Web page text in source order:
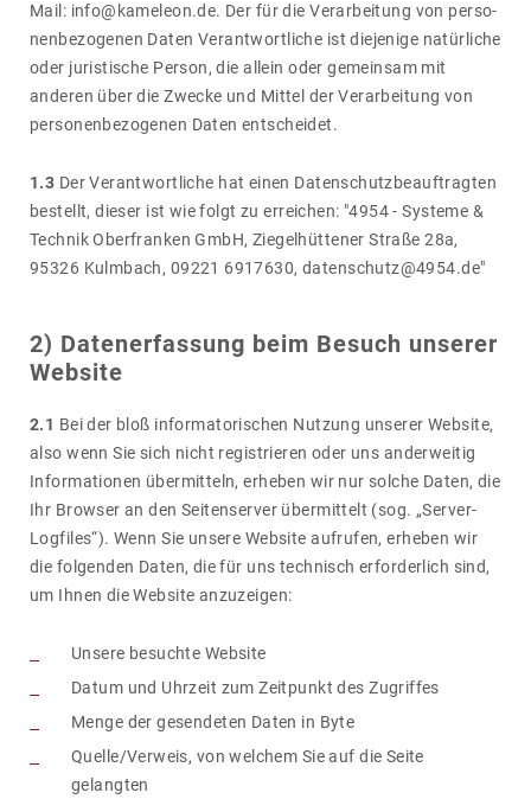
Mail: info@kame­leon.de. Der für die Verar­bei­tung von perso­
nen­be­zo­genen Daten Verant­wort­liche ist dieje­nige natür­liche
oder juris­ti­sche Person, die allein oder gemeinsam mit
anderen über die Zwecke und Mittel der Verar­bei­tung von
perso­nen­be­zo­genen Daten entscheidet.
1.3 Der Verant­wort­liche hat einen Daten­schutz­be­auf­tragten
bestellt, dieser ist wie folgt zu errei­chen: "4954 - Systeme &
Technik Ober­franken GmbH, Ziegel­hüt­tener Straße 28a,
95326 Kulm­bach, 09221 6917630, daten­schutz@4954.de"
2) Daten­er­fas­sung beim Besuch unserer
Website
2.1 Bei der bloß infor­ma­to­ri­schen Nutzung unserer Website,
also wenn Sie sich nicht regis­trieren oder uns ander­weitig
Infor­ma­tionen über­mit­teln, erheben wir nur solche Daten, die
Ihr Browser an den Seiten­server über­mit­telt (sog. „Server-
Logfiles“). Wenn Sie unsere Website aufrufen, erheben wir
die folgenden Daten, die für uns tech­nisch erfor­der­lich sind,
um Ihnen die Website anzu­zeigen:
Unsere besuchte Website
Datum und Uhrzeit zum Zeitpunkt des Zugriffes
Menge der gesendeten Daten in Byte
Quelle/Verweis, von welchem Sie auf die Seite
gelangten